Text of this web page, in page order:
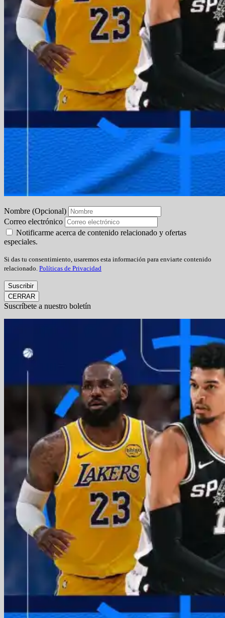
Nombre (Opcional)
Correo electrónico
Notificarme acerca de contenido relacionado y ofertas
especiales.
Si das tu consentimiento, usaremos esta información para enviarte contenido
relacionado. Políticas de Privacidad
Suscribir
CERRAR
Suscríbete a nuestro boletín